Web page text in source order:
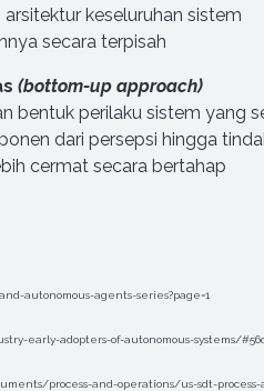
keseluruhan sistem
secara terpisah
(bottom-up approach)
bentuk perilaku sistem yang
dari persepsi hingga
cermat secara bertahap
autonomous-agents-series?page=1
early-adopters-of-autonomous-systems/
process-and-operations/us-sdt-process-